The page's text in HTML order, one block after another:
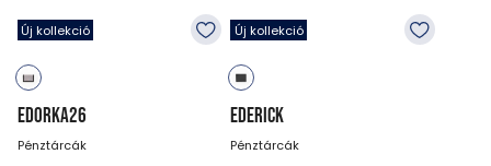
3 990Ft 3 990Ft
Új kollekció
EDORKA26
Pénztárcák
Új kollekció
EDERICK
Pénztárcák